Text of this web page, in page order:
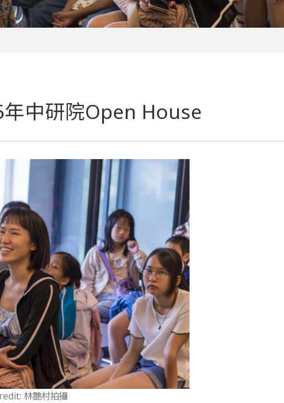
中研院Open House
林艷村拍攝